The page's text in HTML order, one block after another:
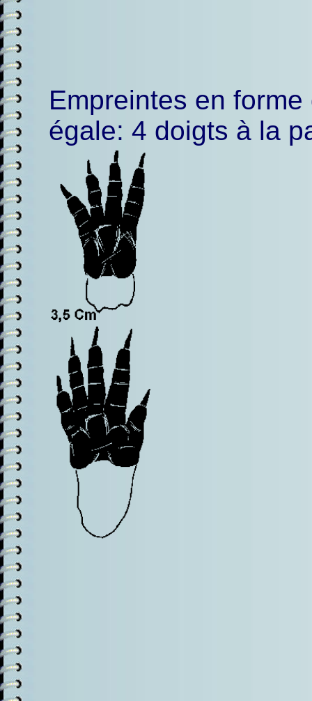
Empreintes en
égale: 4 doigts à la